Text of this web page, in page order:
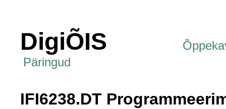
DigiÕIS
Päringud
IFI6238.DT